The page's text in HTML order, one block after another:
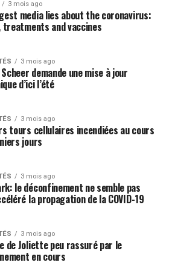
banques et les coopératives de
prêts sur titre. Il est possible de
auprès d’autres prêteurs ou en
est élevé. Lorsque vous ajoutez
le taux d’intérêt peut
de savoir que les prêts sur titre
l’autre. Par exemple, un prêteur
un prêt sur titre si vous devez
auto.
devez-vous prendre en
prêt, assurez-vous de ne pas
que nécessaire et d’avoir un
3 mois ago
media lies about the coronavirus:
treatments and vaccines
3 mois ago
demande une mise à jour
d’ici l’été
3 mois ago
tours cellulaires incendiées au cours
jours
3 mois ago
le déconfinement ne semble pas
la propagation de la COVID-19
3 mois ago
de Joliette peu rassuré par le
en cours